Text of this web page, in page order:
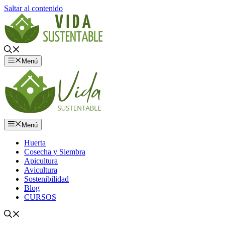
Saltar al contenido
Menú
Menú
Huerta
Cosecha y Siembra
Apicultura
Avicultura
Sostenibilidad
Blog
CURSOS